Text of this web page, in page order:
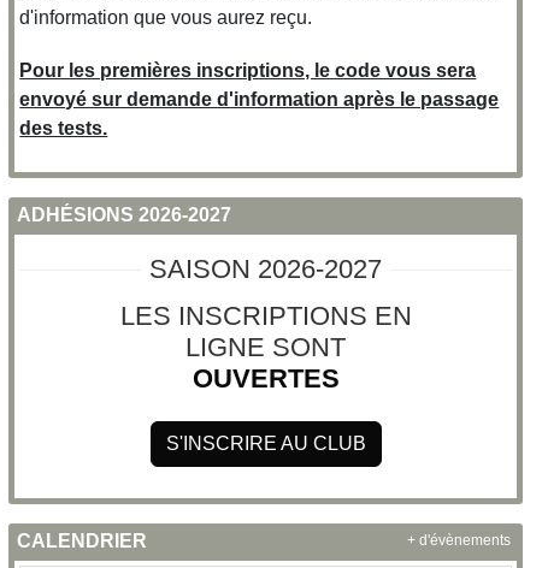
d'information que vous aurez reçu.
Pour les premières inscriptions, le code vous sera
envoyé sur demande d'information après le passage
des tests.
ADHÉSIONS 2026-2027
SAISON 2026-2027
LES INSCRIPTIONS EN
LIGNE SONT
OUVERTES
S'INSCRIRE AU CLUB
CALENDRIER + d'évènements